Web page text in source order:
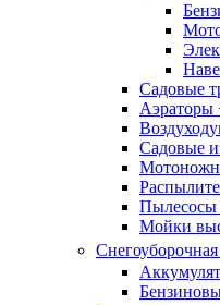
Садовые
Аэраторы
Садовые
Пылесосы
Мойки